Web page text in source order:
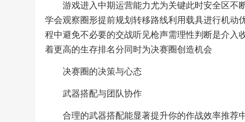
游戏进入中期运营能力尤为关键此时安全区不
学会观察圈形提前规划转移路线利用载具进行机动
程中避免不必要的交战听见枪声需理性判断是介入
着更高的生存排名分同时为决赛圈创造机会
决赛圈的决策与心态
武器搭配与团队协作
合理的武器搭配能显著提升你的作战效率推荐